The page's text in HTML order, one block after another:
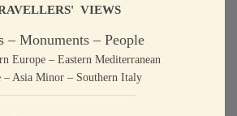
VIEWS
– Monuments – People
Europe – Eastern Mediterranean
– Asia Minor – Southern Italy